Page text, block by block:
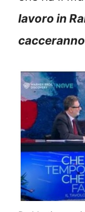
lavoro in